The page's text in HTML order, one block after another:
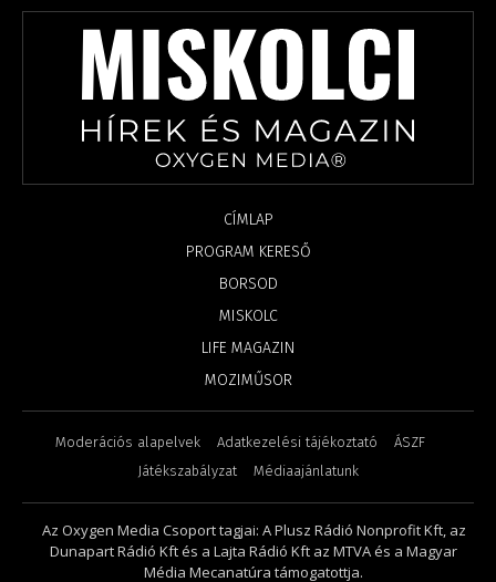
CÍMLAP
PROGRAM KERESŐ
BORSOD
MISKOLC
LIFE MAGAZIN
MOZIMŰSOR
Moderációs alapelvek Adatkezelési tájékoztató
ÁSZF
Játékszabályzat
Médiaajánlatunk
Az Oxygen Media Csoport tagjai: A Plusz Rádió Nonprofit Kft, az
Dunapart Rádió Kft és a Lajta Rádió Kft az MTVA és a Magyar
Média Mecanatúra támogatottja.